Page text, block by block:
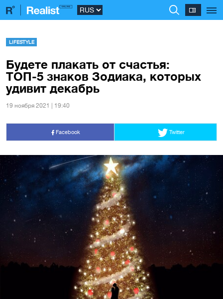
LIFESTYLE
Будете плакать от счастья:
ТОП-5 знаков Зодиака, которых
удивит декабрь
19 ноября 2021 | 19:40
Facebook Twitter